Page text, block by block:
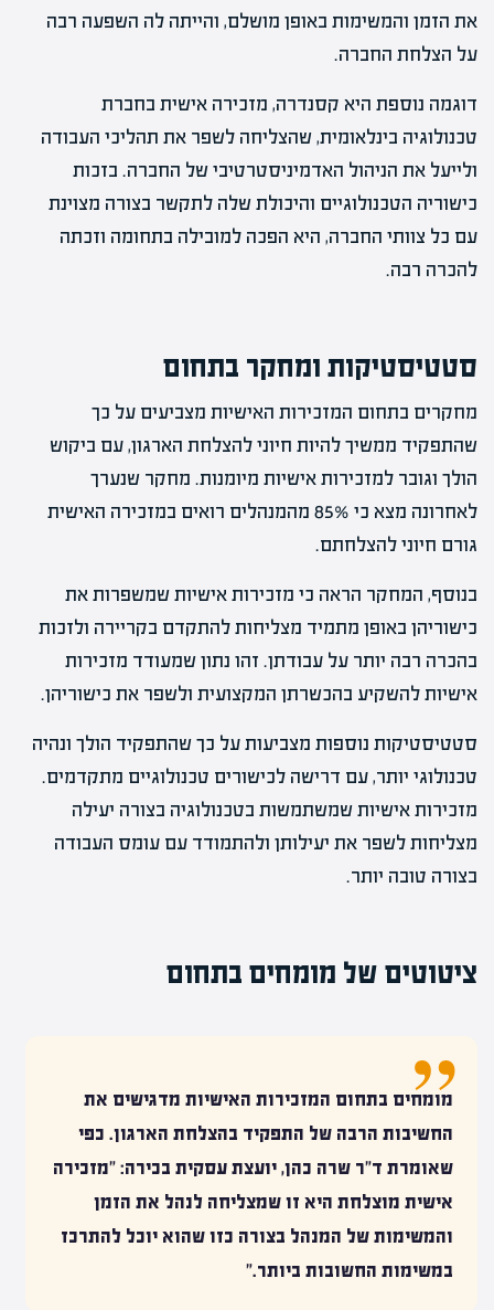
את הזמן והמשימות באופן מושלם, והייתה לה השפעה רבה
על הצלחת החברה.
דוגמה נוספת היא קסנדרה, מזכירה אישית בחברת
טכנולוגיה בינלאומית, שהצליחה לשפר את תהליכי העבודה
ולייעל את הניהול האדמיניסטרטיבי של החברה. בזכות
כישוריה הטכנולוגיים והיכולת שלה לתקשר בצורה מצוינת
עם כל צוותי החברה, היא הפכה למובילה בתחומה וזכתה
להכרה רבה.
סטטיסטיקות ומחקר בתחום
מחקרים בתחום המזכירות האישיות מצביעים על כך
שהתפקיד ממשיך להיות חיוני להצלחת הארגון, עם ביקוש
הולך וגובר למזכירות אישיות מיומנות. מחקר שנערך
לאחרונה מצא כי 85% מהמנהלים רואים במזכירה האישית
גורם חיוני להצלחתם.
בנוסף, המחקר הראה כי מזכירות אישיות שמשפרות את
כישוריהן באופן מתמיד מצליחות להתקדם בקריירה ולזכות
בהכרה רבה יותר על עבודתן. זהו נתון שמעודד מזכירות
אישיות להשקיע בהכשרתן המקצועית ולשפר את כישוריהן.
סטטיסטיקות נוספות מצביעות על כך שהתפקיד הולך ונהיה
טכנולוגי יותר, עם דרישה לכישורים טכנולוגיים מתקדמים.
מזכירות אישיות שמשתמשות בטכנולוגיה בצורה יעילה
מצליחות לשפר את יעילותן ולהתמודד עם עומס העבודה
בצורה טובה יותר.
ציטוטים של מומחים בתחום
מומחים בתחום המזכירות האישיות מדגישים את
החשיבות הרבה של התפקיד בהצלחת הארגון. כפי
שאומרת ד"ר שרה כהן, יועצת עסקית בכירה: "מזכירה
אישית מוצלחת היא זו שמצליחה לנהל את הזמן
והמשימות של המנהל בצורה כזו שהוא יוכל להתרכז
במשימות החשובות ביותר."